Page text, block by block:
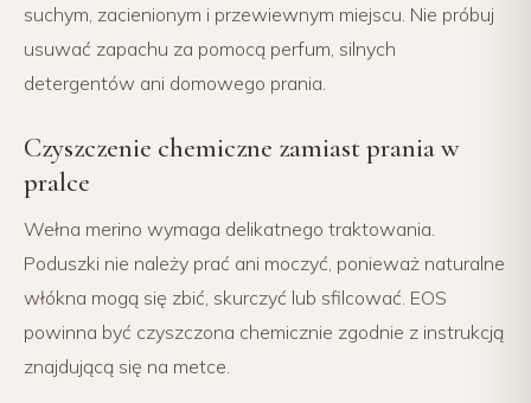
suchym, zacienionym i przewiewnym miejscu. Nie próbuj
usuwać zapachu za pomocą perfum, silnych
detergentów ani domowego prania.
Czyszczenie chemiczne zamiast prania w
pralce
Wełna merino wymaga delikatnego traktowania.
Poduszki nie należy prać ani moczyć, ponieważ naturalne
włókna mogą się zbić, skurczyć lub sfilcować. EOS
powinna być czyszczona chemicznie zgodnie z instrukcją
znajdującą się na metce.